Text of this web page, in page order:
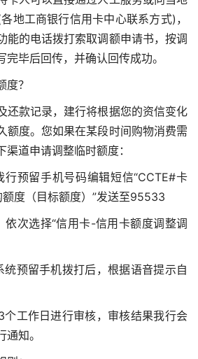
地工商银行信用卡中心联系方式)，
能的电话拨打索取调额申请书，按调
毕后回传，并确认回传成功。
？
还款记录，建行将根据您的资信变化
额度。您如果在某段时间购物消费需
道申请调整临时额度：
行预留手机号码编辑短信“CCTE#卡
度（目标额度）”发送至95533
依次选择“信用卡-信用卡额度调整调
预留手机拨打后，根据语音提示自
工作日进行审核，审核结果我行会
知。